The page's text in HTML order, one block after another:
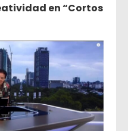
en “Cortos